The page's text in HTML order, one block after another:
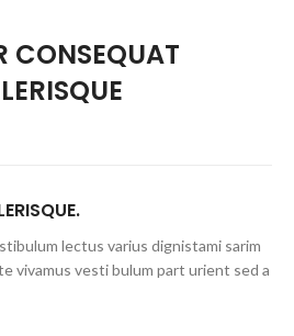
CONSEQUAT
lectus varius dignistami sarim
vivamus vesti bulum part urient sed a